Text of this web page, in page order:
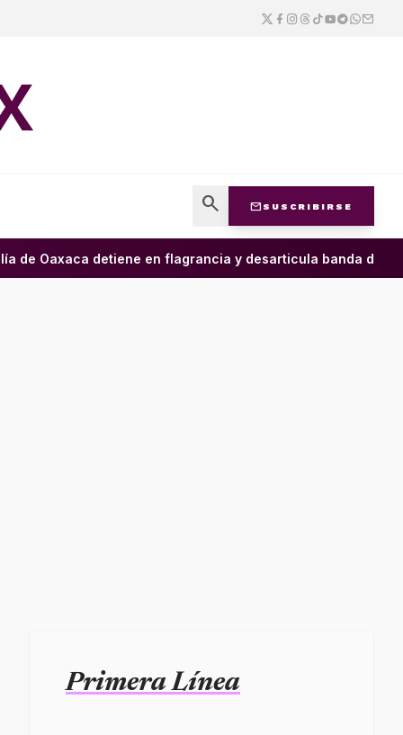
search mail SUSCRIBIRSE
Oaxaca detiene en flagrancia y desarticula banda
Primera Línea